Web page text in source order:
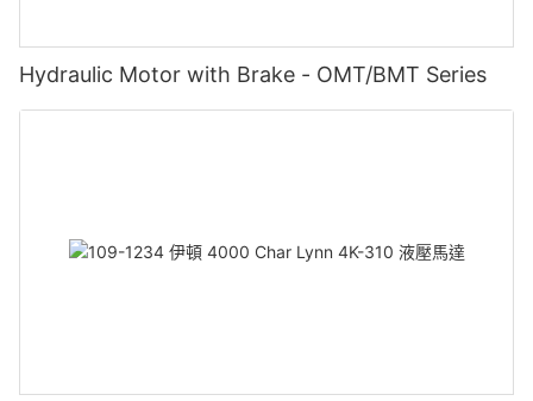
Hydraulic Motor with Brake - OMT/BMT Series